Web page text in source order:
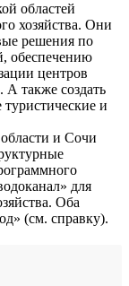
областей
хозяйства. Они
решения по
обеспечению
центров
А также создать
и
и Сочи
для
Оба
(см. справку).